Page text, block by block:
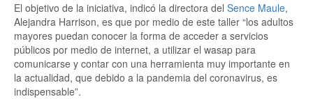
El objetivo de la iniciativa, indicó la directora del Sence Maule,
Alejandra Harrison, es que por medio de este taller “los adultos
mayores puedan conocer la forma de acceder a servicios
públicos por medio de internet, a utilizar el wasap para
comunicarse y contar con una herramienta muy importante en
la actualidad, que debido a la pandemia del coronavirus, es
indispensable”.